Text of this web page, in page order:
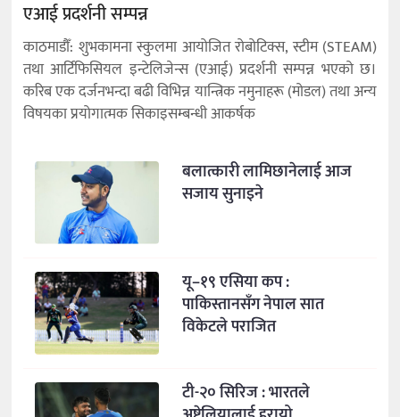
एआई प्रदर्शनी सम्पन्न
काठमाडौँ: शुभकामना स्कुलमा आयोजित रोबोटिक्स, स्टीम (STEAM)
तथा आर्टिफिसियल इन्टेलिजेन्स (एआई) प्रदर्शनी सम्पन्न भएको छ।
करिब एक दर्जनभन्दा बढी विभिन्न यान्त्रिक नमुनाहरू (मोडल) तथा अन्य
विषयका प्रयोगात्मक सिकाइसम्बन्धी आकर्षक
बलात्कारी लामिछानेलाई आज
सजाय सुनाइने
यू–१९ एसिया कप :
पाकिस्तानसँग नेपाल सात
विकेटले पराजित
टी-२० सिरिज : भारतले